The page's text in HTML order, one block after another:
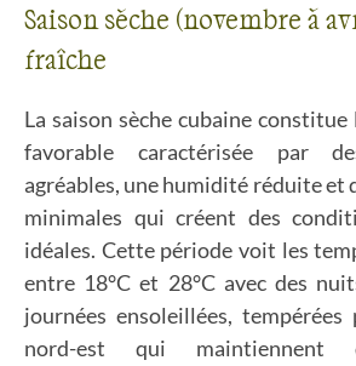
Saison sèche (novembre à
fraîche
La saison sèche cubaine
favorable caractérisée par
agréables, une humidité réduite et
minimales qui créent des
idéales. Cette période voit les
entre 18°C et 28°C avec des
journées ensoleillées,
nord-est qui maintiennent